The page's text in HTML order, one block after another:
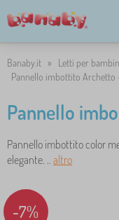
Banaby.it » Letti per
Pannello imbottito Archetto
Pannello
Pannello imbottito color
elegante. .. altro
-7%